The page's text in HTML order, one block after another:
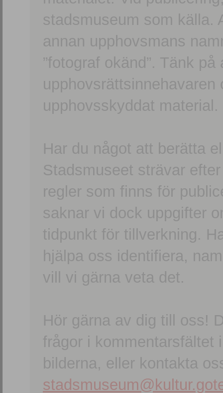
stadsmuseum som källa.
annan upphovsmans
”fotograf okänd”. Tänk
upphovsskyddat material.
Har du något att berätta
Stadsmuseet strävar
regler som finns för
saknar vi dock uppgifter
tidpunkt för tillverkning.
hjälpa oss identifiera,
vill vi gärna veta det.
Hör gärna av dig till oss!
frågor i kommentarsfältet
bilderna, eller kontakta